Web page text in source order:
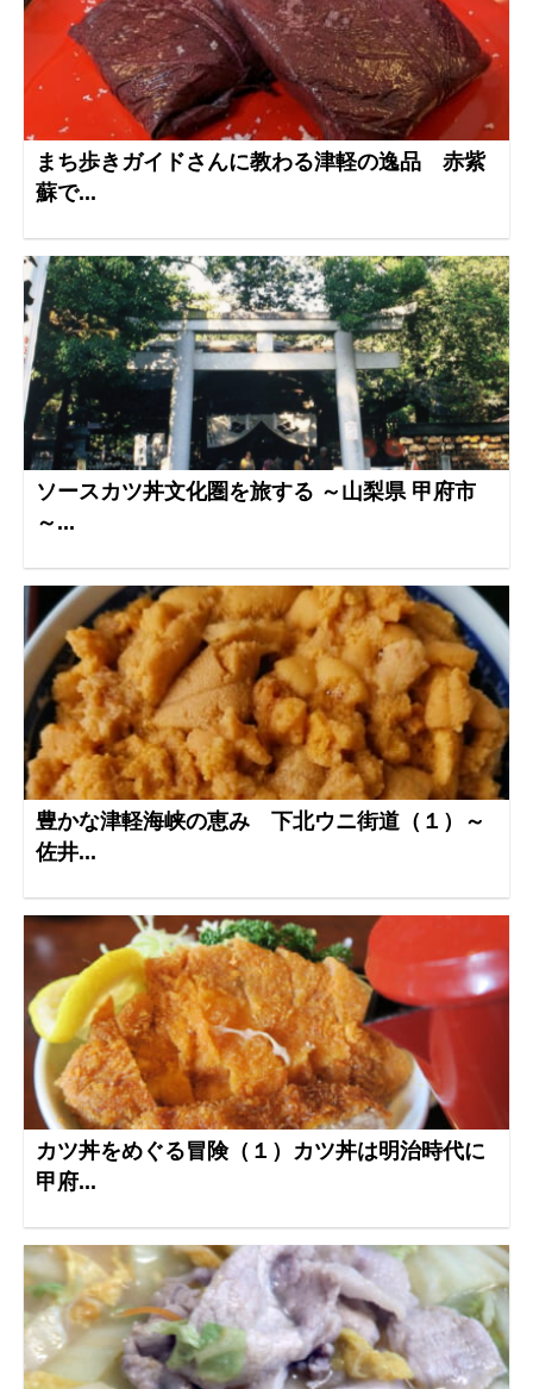
まち歩きガイドさんに教わる津軽の逸品 赤紫
蘇で...
ソースカツ丼文化圏を旅する ～山梨県 甲府市
～...
豊かな津軽海峡の恵み 下北ウニ街道（１）～
佐井...
カツ丼をめぐる冒険（１）カツ丼は明治時代に
甲府...